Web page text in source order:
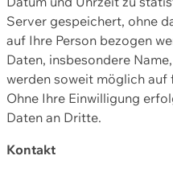
Server gespeichert, ohne
auf Ihre Person bezogen
Daten, insbesondere
werden soweit möglich auf
Ohne Ihre Einwilligung
Daten an Dritte.
Kontakt